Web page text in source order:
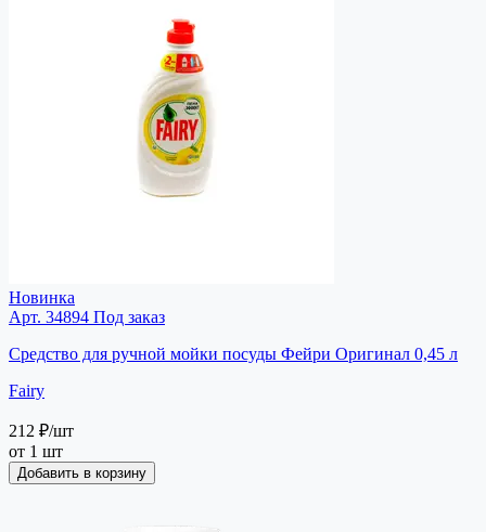
Новинка
Арт. 34894 Под заказ
Средство для ручной мойки посуды Фейри Оригинал 0,45 л
Fairy
212 ₽/шт
от 1 шт
Добавить в корзину